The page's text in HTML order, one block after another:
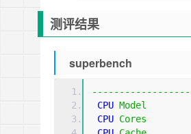
测评结果
superbench
CPU Model
CPU Cores